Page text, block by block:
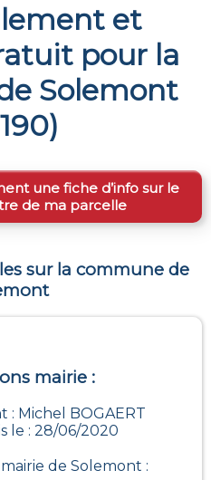
et
pour la
Solemont
)
une fiche d’info sur le
de ma parcelle
sur la commune de
mairie :
: Michel BOGAERT
le : 28/06/2020
de Solemont :